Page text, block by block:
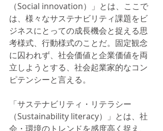
（Social innovation）」とは、ここで
は、様々なサステナビリティ課題をビ
ジネスにとっての成長機会と捉える思
考様式、行動様式のことだ。固定観念
に囚われず、社会価値と企業価値を両
立しようとする、社会起業家的なコン
ピテンシーと言える。
「サステナビリティ・リテラシー
（Sustainability literacy）」とは、社
会・環境のトレンドを感度高く捉え、